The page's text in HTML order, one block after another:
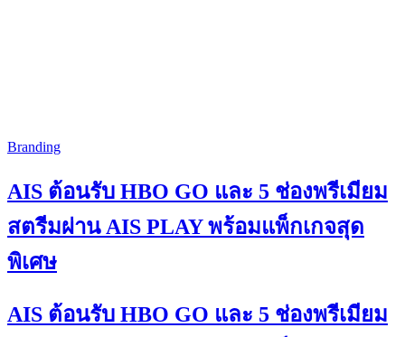
Branding
AIS ต้อนรับ HBO GO และ 5 ช่องพรีเมียม
สตรีมผ่าน AIS PLAY พร้อมแพ็กเกจสุด
พิเศษ
AIS ต้อนรับ HBO GO และ 5 ช่องพรีเมียม